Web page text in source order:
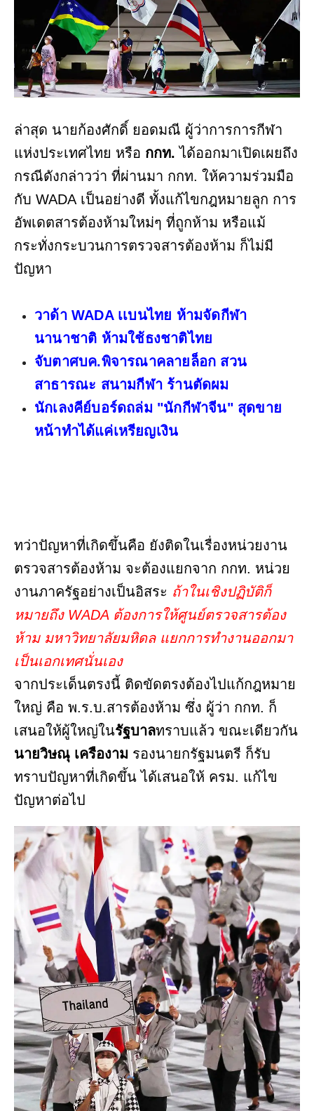
ล่าสุด นายก้องศักดิ์ ยอดมณี ผู้ว่าการการกีฬา
แห่งประเทศไทย หรือ กกท. ได้ออกมาเปิดเผยถึง
กรณีดังกล่าวว่า ที่ผ่านมา กกท. ให้ความร่วมมือ
กับ WADA เป็นอย่างดี ทั้งแก้ไขกฎหมายลูก การ
อัพเดตสารต้องห้ามใหม่ๆ ที่ถูกห้าม หรือแม้
กระทั่งกระบวนการตรวจสารต้องห้าม ก็ไม่มี
ปัญหา
วาด้า WADA เเบนไทย ห้ามจัดกีฬา
นานาชาติ ห้ามใช้ธงชาติไทย
จับตาศบค.พิจารณาคลายล็อก สวน
สาธารณะ สนามกีฬา ร้านตัดผม
นักเลงคีย์บอร์ดถล่ม "นักกีฬาจีน" สุดขาย
หน้าทำได้แค่เหรียญเงิน
ทว่าปัญหาที่เกิดขึ้นคือ ยังติดในเรื่องหน่วยงาน
ตรวจสารต้องห้าม จะต้องแยกจาก กกท. หน่วย
งานภาครัฐอย่างเป็นอิสระ ถ้าในเชิงปฏิบัติก็
หมายถึง WADA ต้องการให้ศูนย์ตรวจสารต้อง
ห้าม มหาวิทยาลัยมหิดล แยกการทำงานออกมา
เป็นเอกเทศนั่นเอง
จากประเด็นตรงนี้ ติดขัดตรงต้องไปแก้กฎหมาย
ใหญ่ คือ พ.ร.บ.สารต้องห้าม ซึ่ง ผู้ว่า กกท. ก็
เสนอให้ผู้ใหญ่ในรัฐบาลทราบแล้ว ขณะเดียวกัน
นายวิษณุ เครืองาม รองนายกรัฐมนตรี ก็รับ
ทราบปัญหาที่เกิดขึ้น ได้เสนอให้ ครม. แก้ไข
ปัญหาต่อไป